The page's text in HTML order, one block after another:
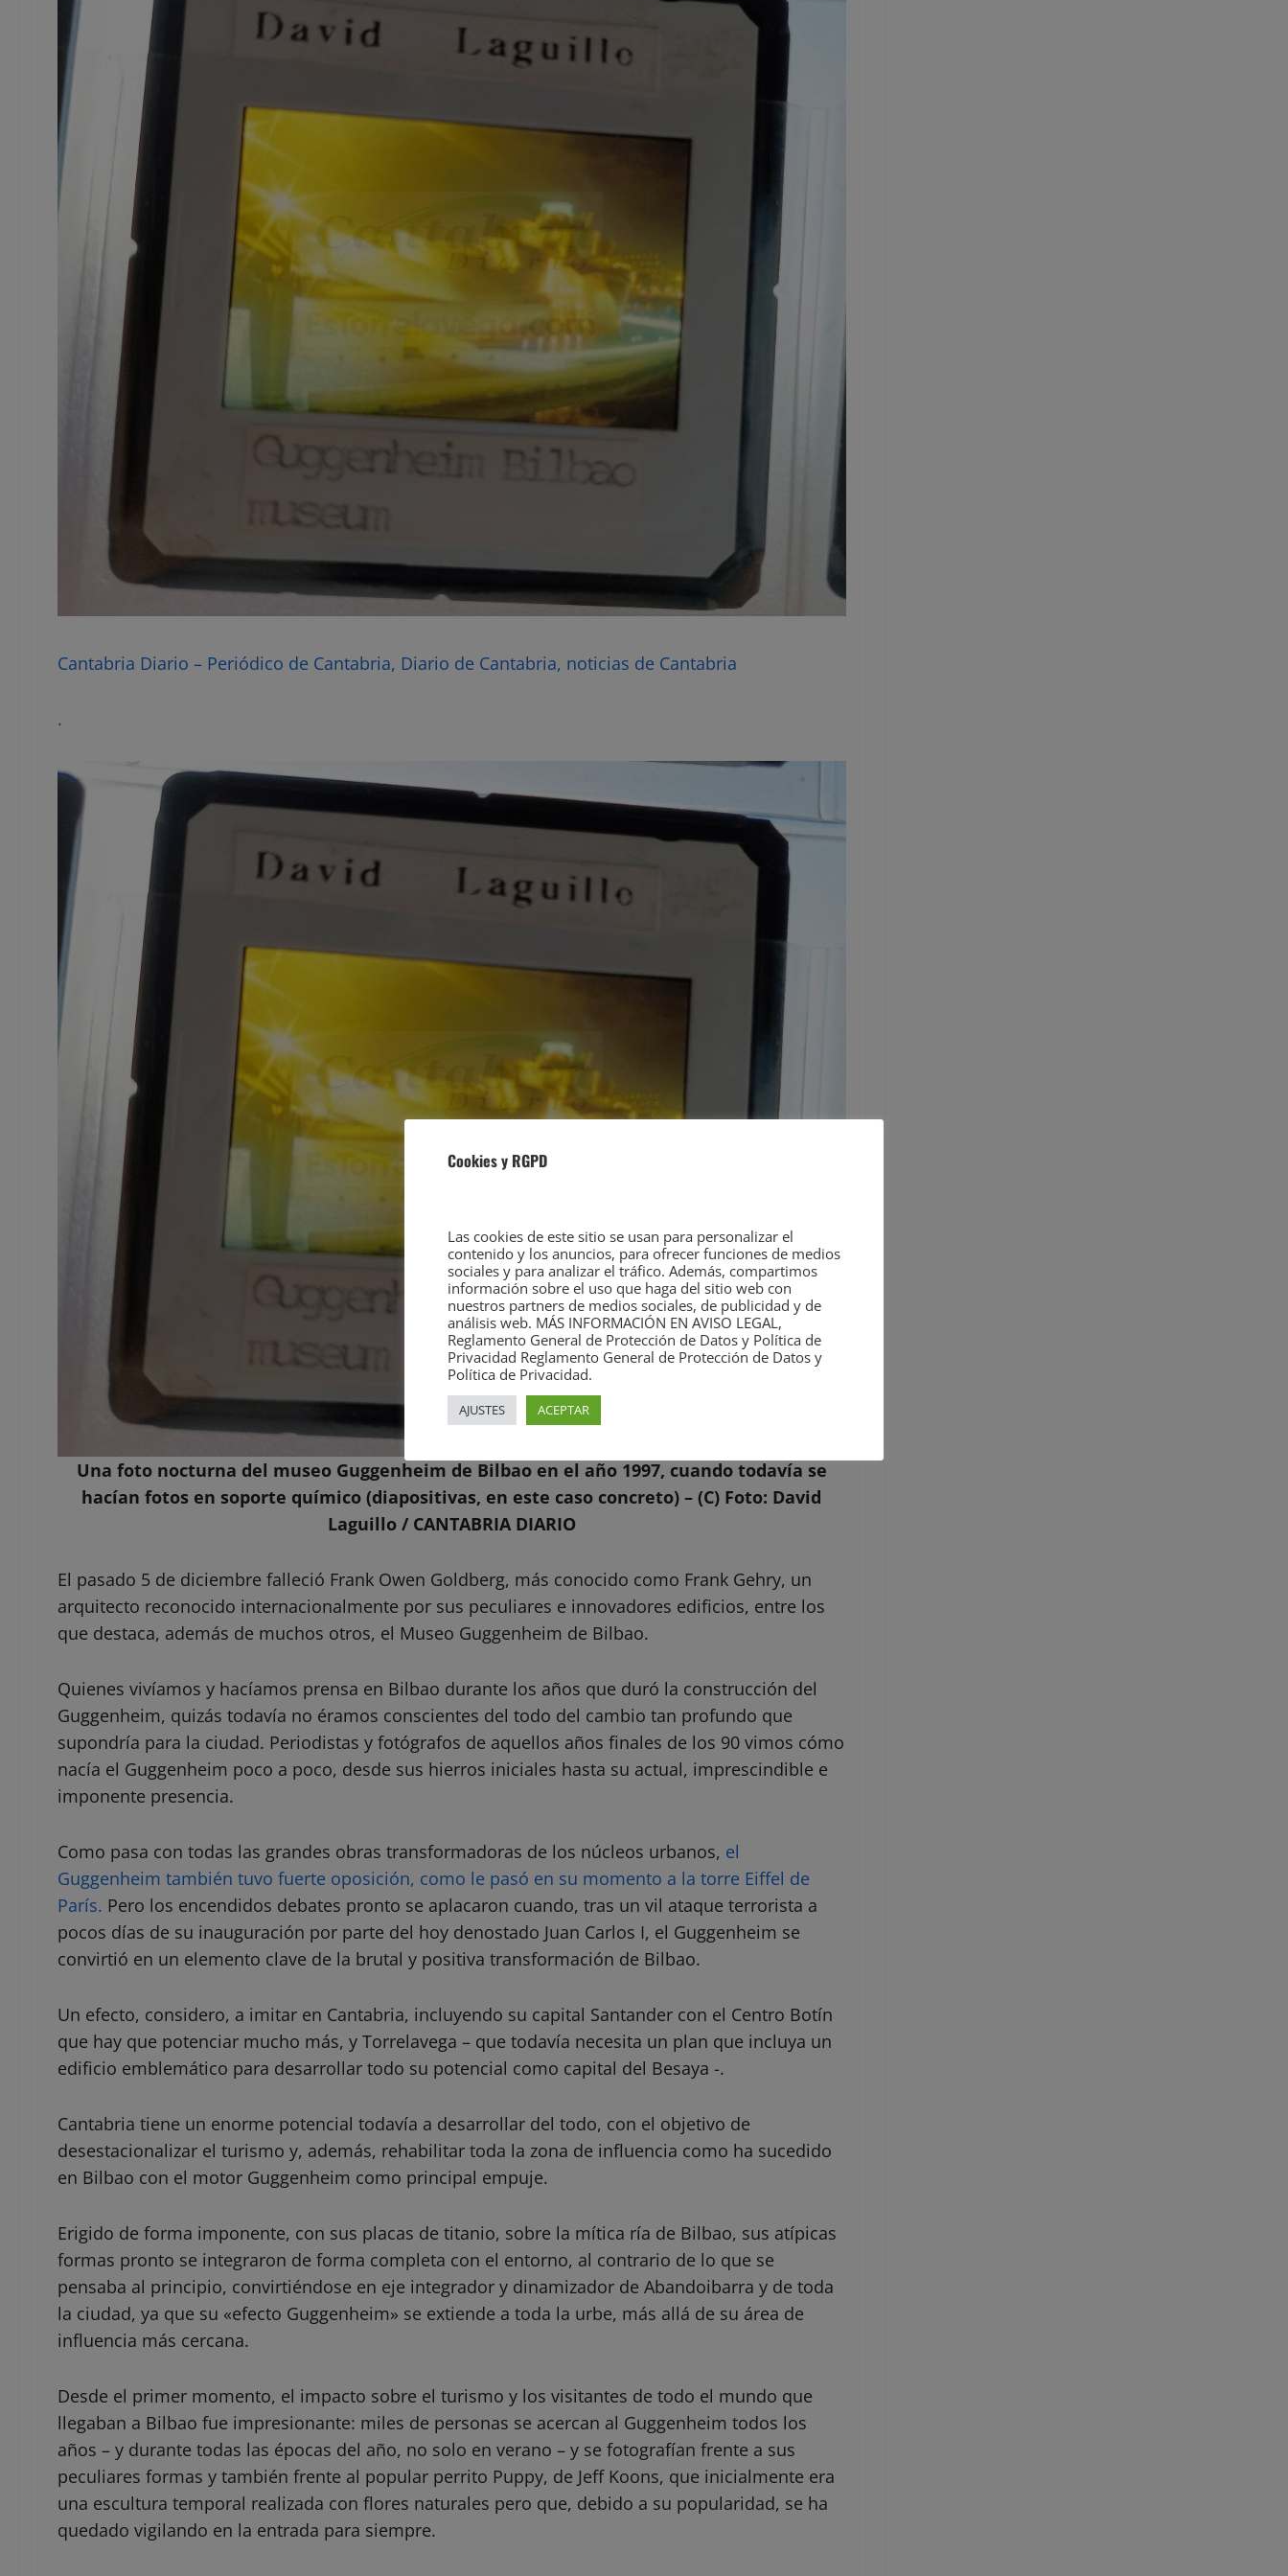
Cantabria Diario – Periódico de Cantabria, Diario de Cantabria, noticias de Cantabria
.
Una foto nocturna del museo Guggenheim de Bilbao en el año 1997, cuando todavía se
hacían fotos en soporte químico (diapositivas, en este caso concreto) – (C) Foto: David
Laguillo / CANTABRIA DIARIO
El pasado 5 de diciembre falleció Frank Owen Goldberg, más conocido como Frank Gehry, un
arquitecto reconocido internacionalmente por sus peculiares e innovadores edificios, entre los
que destaca, además de muchos otros, el Museo Guggenheim de Bilbao.
Quienes vivíamos y hacíamos prensa en Bilbao durante los años que duró la construcción del
Guggenheim, quizás todavía no éramos conscientes del todo del cambio tan profundo que
supondría para la ciudad. Periodistas y fotógrafos de aquellos años finales de los 90 vimos cómo
nacía el Guggenheim poco a poco, desde sus hierros iniciales hasta su actual, imprescindible e
imponente presencia.
Como pasa con todas las grandes obras transformadoras de los núcleos urbanos, el
Guggenheim también tuvo fuerte oposición, como le pasó en su momento a la torre Eiffel de
París. Pero los encendidos debates pronto se aplacaron cuando, tras un vil ataque terrorista a
pocos días de su inauguración por parte del hoy denostado Juan Carlos I, el Guggenheim se
convirtió en un elemento clave de la brutal y positiva transformación de Bilbao.
Un efecto, considero, a imitar en Cantabria, incluyendo su capital Santander con el Centro Botín
que hay que potenciar mucho más, y Torrelavega – que todavía necesita un plan que incluya un
edificio emblemático para desarrollar todo su potencial como capital del Besaya -.
Cantabria tiene un enorme potencial todavía a desarrollar del todo, con el objetivo de
desestacionalizar el turismo y, además, rehabilitar toda la zona de influencia como ha sucedido
en Bilbao con el motor Guggenheim como principal empuje.
Erigido de forma imponente, con sus placas de titanio, sobre la mítica ría de Bilbao, sus atípicas
formas pronto se integraron de forma completa con el entorno, al contrario de lo que se
pensaba al principio, convirtiéndose en eje integrador y dinamizador de Abandoibarra y de toda
la ciudad, ya que su «efecto Guggenheim» se extiende a toda la urbe, más allá de su área de
influencia más cercana.
Desde el primer momento, el impacto sobre el turismo y los visitantes de todo el mundo que
llegaban a Bilbao fue impresionante: miles de personas se acercan al Guggenheim todos los
años – y durante todas las épocas del año, no solo en verano – y se fotografían frente a sus
peculiares formas y también frente al popular perrito Puppy, de Jeff Koons, que inicialmente era
una escultura temporal realizada con flores naturales pero que, debido a su popularidad, se ha
quedado vigilando en la entrada para siempre.
Cookies y RGPD
Las cookies de este sitio se usan para personalizar el
contenido y los anuncios, para ofrecer funciones de medios
sociales y para analizar el tráfico. Además, compartimos
información sobre el uso que haga del sitio web con
nuestros partners de medios sociales, de publicidad y de
análisis web. MÁS INFORMACIÓN EN AVISO LEGAL,
Reglamento General de Protección de Datos y Política de
Privacidad Reglamento General de Protección de Datos y
Política de Privacidad.
AJUSTES ACEPTAR